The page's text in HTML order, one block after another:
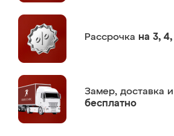
Рассрочка на 3,
Замер, доставка
бесплатно